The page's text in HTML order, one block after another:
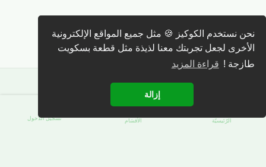
نحن نستخدم الكوكيز 🍪 مثل جميع المواقع الإلكترونية
الأخرى لجعل تجربتك معنا لذيذة مثل قطعة بسكويت
طازجة ! قراءة المزيد
إزالة
كتابة رد 🖊️
الرّئيسيّة الأقسَام تسجيل الدّخول